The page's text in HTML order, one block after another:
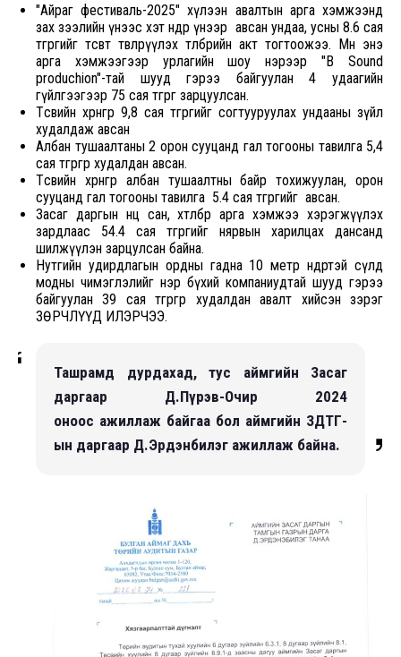
"Айраг фестиваль-2025" хүлээн авалтын арга хэмжээнд
зах зээлийн үнээс хэт өндөр үнээр авсан ундаа, усны 8.6 сая
төгрөгийг төсөвт төвлөрүүлэх төлбөрийн акт тогтоожээ. Мөн энэ
арга хэмжээгээр урлагийн шоу нэрээр "В Sound
produchion"-тай шууд гэрээ байгуулан 4 удаагийн
гүйлгээгээр 75 сая төгрөг зарцуулсан.
Төсвийн хөрөнгөөр 9,8 сая төгрөгийг согтууруулах ундааны зүйл
худалдаж авсан
Албан тушаалтаны 2 орон сууцанд гал тогооны тавилга 5,4
сая төгрөгөөр худалдан авсан.
Төсвийн хөрөнгөөр албан тушаалтны байр тохижуулан, орон
сууцанд гал тогооны тавилга 5.4 сая төгрөгийг авсан.
Засаг даргын нөөц сан, хөтөлбөр арга хэмжээ хэрэгжүүлэх
зардлаас 54.4 сая төгрөгийг нярвын харилцах дансанд
шилжүүлэн зарцулсан байна.
Нутгийн удирдлагын ордны гадна 10 метр өндөртэй сүлд
модны чимэглэлийг нэр бүхий компаниудтай шууд гэрээ
байгуулан 39 сая төгрөгөөр худалдан авалт хийсэн зэрэг
ЗӨРЧЛҮҮД ИЛЭРЧЭЭ.
Ташрамд дурдахад, тус аймгийн Засаг
даргаар Д.Пүрэв-Очир 2024
оноос ажиллаж байгаа бол аймгийн ЗДТГ-
ын даргаар Д.Эрдэнбилэг ажиллаж байна.